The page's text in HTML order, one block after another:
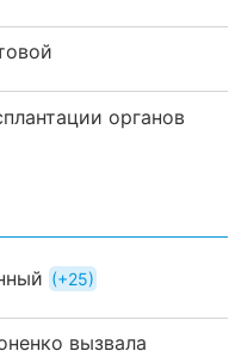
органов
+25
вызвала